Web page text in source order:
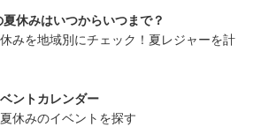
休みはいつからいつまで？
みを地域別にチェック！夏レジャーを計
ントカレンダー
休みのイベントを探す